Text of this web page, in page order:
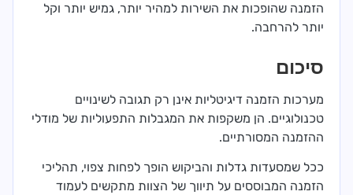
הזמנה שהופכות את השירות למהיר יותר, גמיש יותר וקל
יותר להרחבה.
סיכום
מערכות הזמנה דיגיטליות אינן רק תגובה לשינויים
טכנולוגיים. הן משקפות את המגבלות התפעוליות של מודלי
ההזמנה המסורתיים.
ככל שמסעדות גדלות והביקוש הופך לפחות צפוי, תהליכי
הזמנה המבוססים על תיווך של הצוות מתקשים לעמוד